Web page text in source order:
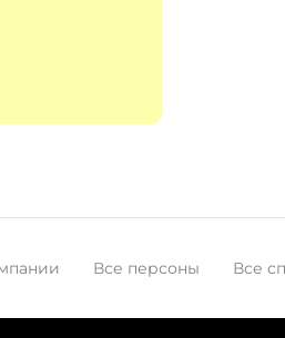
Все персоны Все